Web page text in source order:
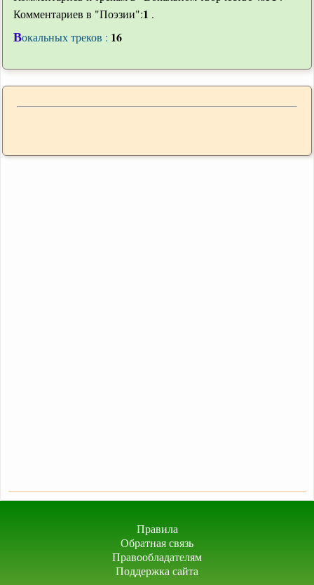
Комментариев в "Поэзии":1 .
Вокальных треков : 16
Правила
Обратная связь
Правообладателям
Поддержка сайта